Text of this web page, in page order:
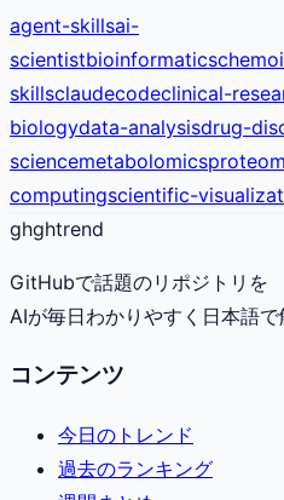
agent-skillsai-
scientistbioinformatics
skillsclaudecodeclinical-
biologydata-analysisdrug-
sciencemetabolomics
computingscientific-
ghghtrend
GitHubで話題のリポジトリを
AIが毎日わかりやすく日本語で
コンテンツ
今日のトレンド
過去のランキング